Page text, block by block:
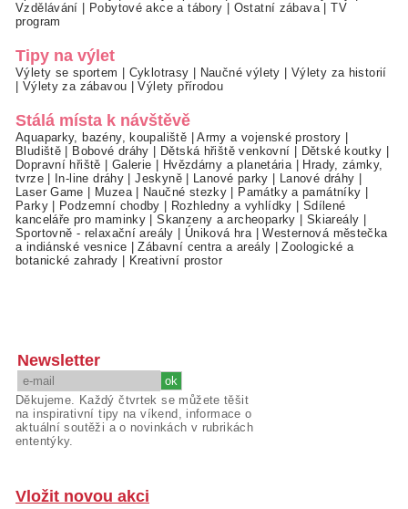
Vzdělávání
Pobytové akce a tábory Ostatní zábava |TV
program
Tipy na výlet
Výlety se sportem Cyklotrasy Naučné výlety
Výlety za historií
Výlety za zábavou |Výlety přírodou
Stálá místa k návštěvě
Aquaparky, bazény, koupaliště |Army a vojenské prostory
Bludiště
Bobové dráhy Dětská hřiště venkovní Dětské koutky
Dopravní hřiště
Galerie Hvězdárny a planetária
Hrady, zámky,
tvrze| In-line dráhy |Jeskyně| Lanové parky Lanové dráhy
Laser Game
Muzea| Naučné stezky Památky a památníky
Parky| Podzemní chodby Rozhledny a vyhlídky
Sdílené
kanceláře pro maminky |Skanzeny a archeoparky Skiareály
Sportovně - relaxační areály
Úniková hra |Westernová městečka
a indiánské vesnice |Zábavní centra a areály |Zoologické a
botanické zahrady
Kreativní prostor
Newsletter
Děkujeme. Každý čtvrtek se můžete těšit
na inspirativní tipy na víkend, informace o
aktuální soutěži a o novinkách v rubrikách
ententýky.
Vložit novou akci